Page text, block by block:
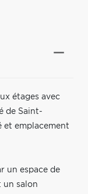
étages avec
de Saint-
et emplacement
un espace de
un salon